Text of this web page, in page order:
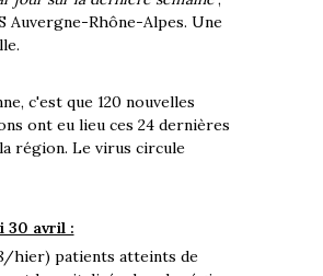
Auvergne-Rhône-Alpes. Une
c'est que 120 nouvelles
ont eu lieu ces 24 dernières
région. Le virus circule
30 avril :
hier) patients atteints de